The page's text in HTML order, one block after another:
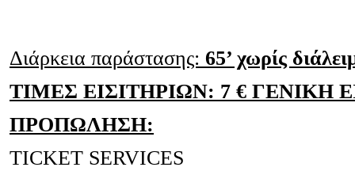
Διάρκεια παράστασης: 65’ χωρίς
ΤΙΜΕΣ ΕΙΣΙΤΗΡΙΩΝ: 7 € ΓΕΝΙΚΗ
ΠΡΟΠΩΛΗΣΗ:
TICKET SERVICES